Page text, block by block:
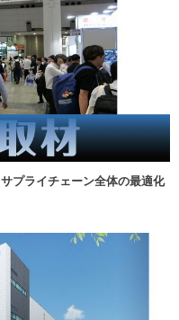
プライチェーン全体の最適化